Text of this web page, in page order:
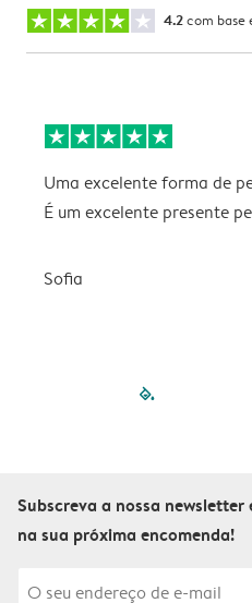
4.2com base
Uma excelente forma de
É um excelente presente
Sofia
filled-
Subscreva a nossa
na sua próxima encomenda!